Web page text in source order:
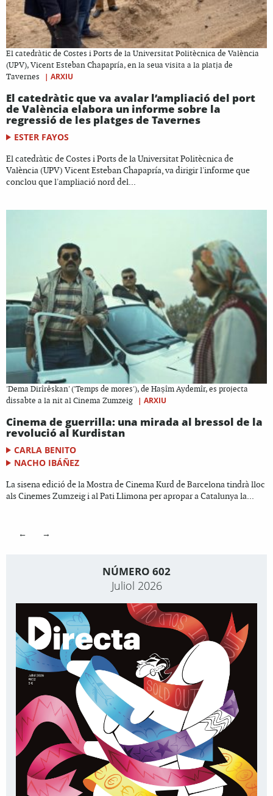
El catedràtic de Costes i Ports de la Universitat Politècnica de València
(UPV), Vicent Esteban Chapapría, en la seua visita a la platja de
Tavernes
| ARXIU
El catedràtic que va avalar l’ampliació del port
de València elabora un informe sobre la
regressió de les platges de Tavernes
ESTER FAYOS
El catedràtic de Costes i Ports de la Universitat Politècnica de
València (UPV) Vicent Esteban Chapapría, va dirigir l'informe que
conclou que l'ampliació nord del...
'Dema Dirîrêskan' ('Temps de mores'), de Hașîm Aydemîr, es projecta
dissabte a la nit al Cinema Zumzeig
| ARXIU
Cinema de guerrilla: una mirada al bressol de la
revolució al Kurdistan
CARLA BENITO
NACHO IBÁÑEZ
La sisena edició de la Mostra de Cinema Kurd de Barcelona tindrà lloc
als Cinemes Zumzeig i al Pati Llimona per apropar a Catalunya la...
← →
NÚMERO 602
Juliol 2026